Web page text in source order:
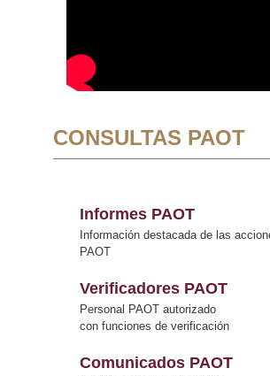
CONSULTAS PAOT
Informes PAOT
Información destacada de las
PAOT
Verificadores PAOT
Personal PAOT autorizado
con funciones de verificación
Comunicados PAOT